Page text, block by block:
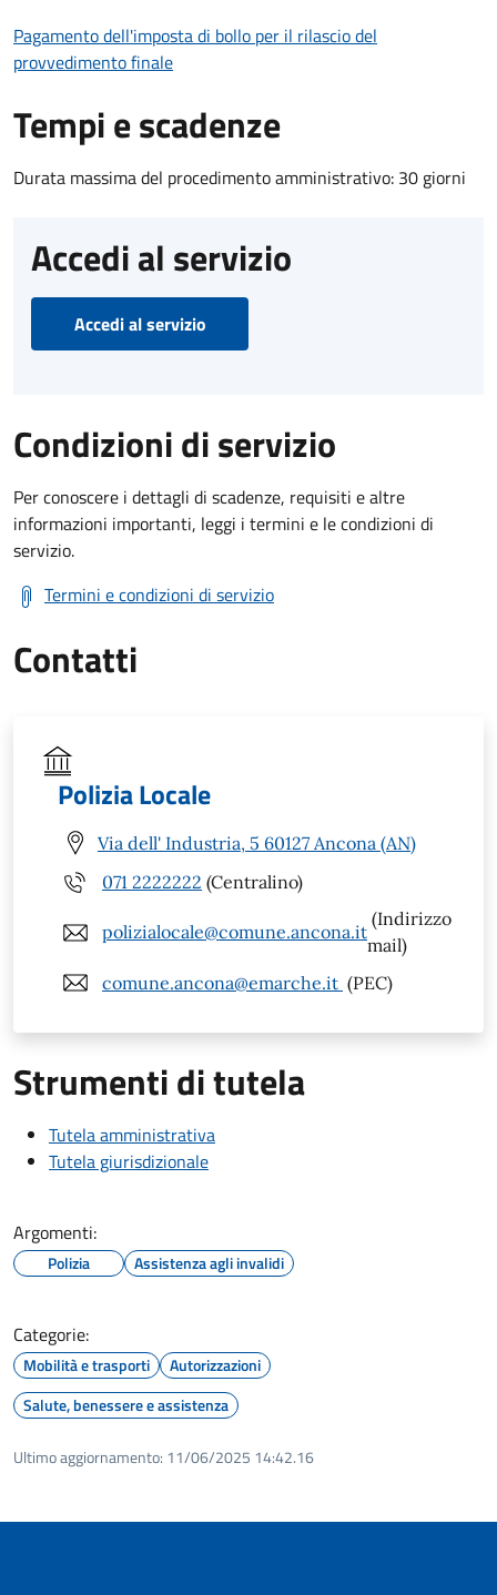
Pagamento dell'imposta di bollo per il rilascio del
provvedimento finale
Tempi e scadenze
Durata massima del procedimento amministrativo: 30 giorni
Accedi al servizio
Accedi al servizio
Condizioni di servizio
Per conoscere i dettagli di scadenze, requisiti e altre
informazioni importanti, leggi i termini e le condizioni di
servizio.
Termini e condizioni di servizio
Contatti
Polizia Locale
Via dell' Industria, 5 60127 Ancona (AN)
071 2222222 (Centralino)
polizialocale@comune.ancona.it
(Indirizzo
mail)
comune.ancona@emarche.it (PEC)
Strumenti di tutela
Tutela amministrativa
Tutela giurisdizionale
Argomenti:
Polizia Assistenza agli invalidi
Categorie:
Mobilità e trasporti
Autorizzazioni
Salute, benessere e assistenza
Ultimo aggiornamento: 11/06/2025 14:42.16